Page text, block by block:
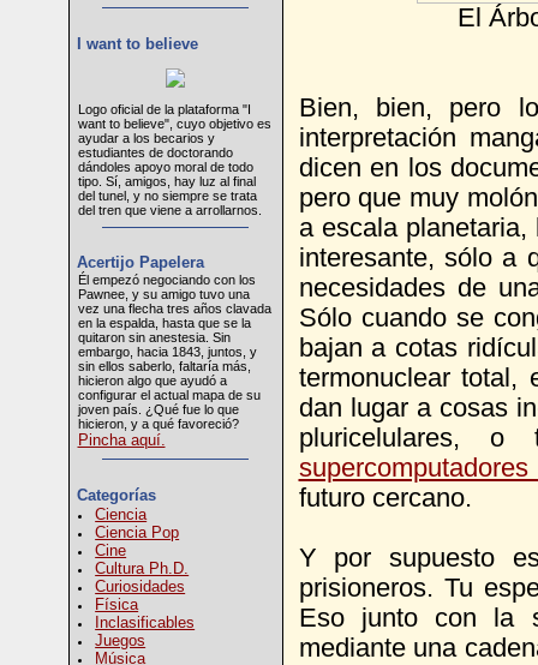
I want to believe
Logo oficial de la plataforma "I
want to believe", cuyo objetivo es
ayudar a los becarios y
estudiantes de doctorando
dándoles apoyo moral de todo
tipo. Sí, amigos, hay luz al final
del tunel, y no siempre se trata
del tren que viene a arrollarnos.
Acertijo Papelera
Él empezó negociando con los
Pawnee, y su amigo tuvo una
vez una flecha tres años clavada
en la espalda, hasta que se la
quitaron sin anestesia. Sin
embargo, hacia 1843, juntos, y
sin ellos saberlo, faltaría más,
hicieron algo que ayudó a
configurar el actual mapa de su
joven país. ¿Qué fue lo que
hicieron, y a qué favoreció?
Pincha aquí.
Categorías
Ciencia
Ciencia Pop
Cine
Cultura Ph.D.
Curiosidades
Física
Inclasificables
Juegos
Música
El
Bien, bien, pero
interpretación
dicen en los
pero que muy
a escala
interesante, sólo a
necesidades de
Sólo cuando se
bajan a cotas
termonuclear total,
dan lugar a cosas
pluricelulares,
futuro cercano.
Y por supuesto
prisioneros. Tu
Eso junto con la
mediante una